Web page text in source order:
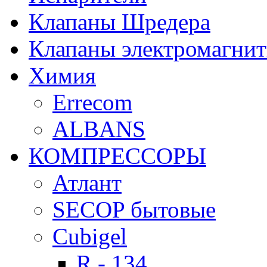
Клапаны Шредера
Клапаны
Химия
Errecom
ALBANS
КОМПРЕССОРЫ
Атлант
SECOP бытовые
Cubigel